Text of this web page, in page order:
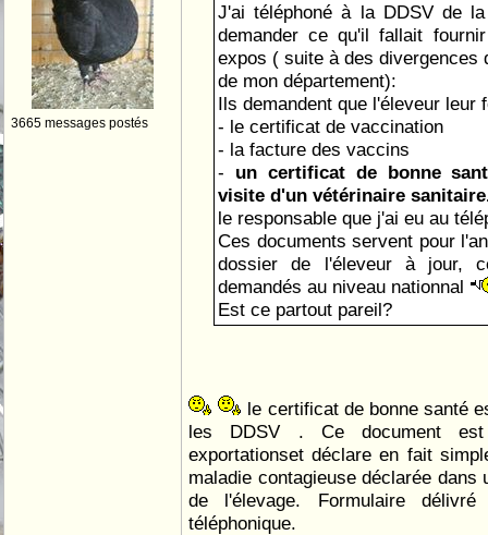
3665 messages postés
J'ai téléphoné à la DDSV de
demander ce qu'il fallait
expos ( suite à des divergences
de mon département):
Ils demandent que l'éleveur leur
- le certificat de vaccination
- la facture des vaccins
- un certificat de bonne
visite d'un vétérinaire
le responsable que j'ai eu au
Ces documents servent pour
dossier de l'éleveur à jour,
demandés au niveau nationnal
Est ce partout pareil?
le certificat de bonne santé
les DDSV . Ce document
exportationset déclare en fait
maladie contagieuse déclarée dans
de l'élevage. Formulaire
téléphonique.